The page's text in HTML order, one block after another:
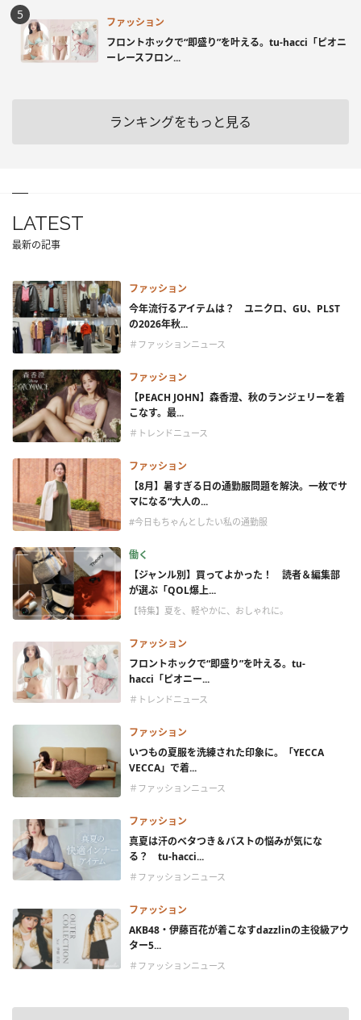
ファッション
フロントホックで“即盛り”を叶える。tu-hacci「ピオニ
ーレースフロン...
ランキングをもっと見る
LATEST
最新の記事
ファッション
今年流行るアイテムは？ ユニクロ、GU、PLST
の2026年秋...
＃ファッションニュース
ファッション
【PEACH JOHN】森香澄、秋のランジェリーを着
こなす。最...
＃トレンドニュース
ファッション
【8月】暑すぎる日の通勤服問題を解決。一枚でサ
マになる“大人の...
#今日もちゃんとしたい私の通勤服
働く
【ジャンル別】買ってよかった！ 読者＆編集部
が選ぶ「QOL爆上...
【特集】夏を、軽やかに、おしゃれに。
ファッション
フロントホックで“即盛り”を叶える。tu-
hacci「ピオニー...
＃トレンドニュース
ファッション
いつもの夏服を洗練された印象に。「YECCA
VECCA」で着...
＃ファッションニュース
ファッション
真夏は汗のベタつき＆バストの悩みが気にな
る？ tu-hacci...
＃ファッションニュース
ファッション
AKB48・伊藤百花が着こなすdazzlinの主役級アウ
ター5...
＃ファッションニュース